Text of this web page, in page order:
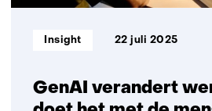
innovatie
GenAI verandert
Informatietype:
Insight 22 juli 2025